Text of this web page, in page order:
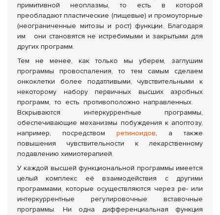
примитивной неоплазмы, то есть в которой
преобладают пластические (пищевые) и промоуторные
(неограниченные митозы и рост) функции. Благодаря
им они становятся не истребимыми и закрытыми для
других программ.
Тем не менее, как только мы уберем, заглушим
программы провоспаления, то тем самым сделаем
онкоклетки более податливыми, чувствительными к
некоторому набору первичных высших аэробных
программ, то есть противоположно направленных.
Вскрываются интеркуррентные программы,
обеспечивающие механизмы побуждения к апоптозу,
например, посредством ретиноидов, а также
повышения чувствительности к лекарственному
подавлению химиотерапией.
У каждой высшей функциональной программы имеется
целый комплекс её взаимодействия с другими
программами, которые осуществляются через ре- или
интеркуррентные регулировочные вставочные
программы. Ни одна дифференциальная функция